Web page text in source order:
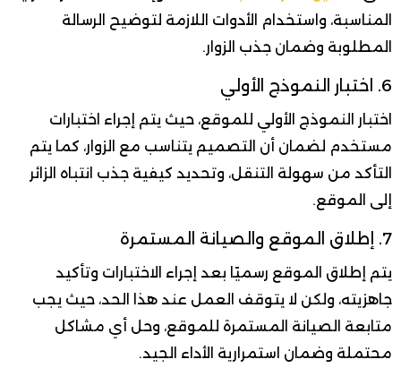
المناسبة، واستخدام الأدوات اللازمة لتوضيح الرسالة
المطلوبة وضمان جذب الزوار.
6. اختبار النموذج الأولي
اختبار النموذج الأولي للموقع، حيث يتم إجراء اختبارات
مستخدم لضمان أن التصميم يتناسب مع الزوار، كما يتم
التأكد من سهولة التنقل، وتحديد كيفية جذب انتباه الزائر
إلى الموقع.
7. إطلاق الموقع والصيانة المستمرة
يتم إطلاق الموقع رسميًا بعد إجراء الاختبارات وتأكيد
جاهزيته، ولكن لا يتوقف العمل عند هذا الحد، حيث يجب
متابعة الصيانة المستمرة للموقع، وحل أي مشاكل
محتملة وضمان استمرارية الأداء الجيد.